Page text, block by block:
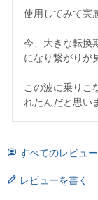
使用してみて実
今、大きな転換
になり繋がりが
この波に乗りこ
れたんだと思い
すべてのレビュ
レビューを書く